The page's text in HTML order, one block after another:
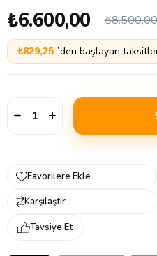
₺8.500,00
₺6.600,00
₺829,25 `den başlayan
Favorilere Ekle
Karşılaştır
Tavsiye Et